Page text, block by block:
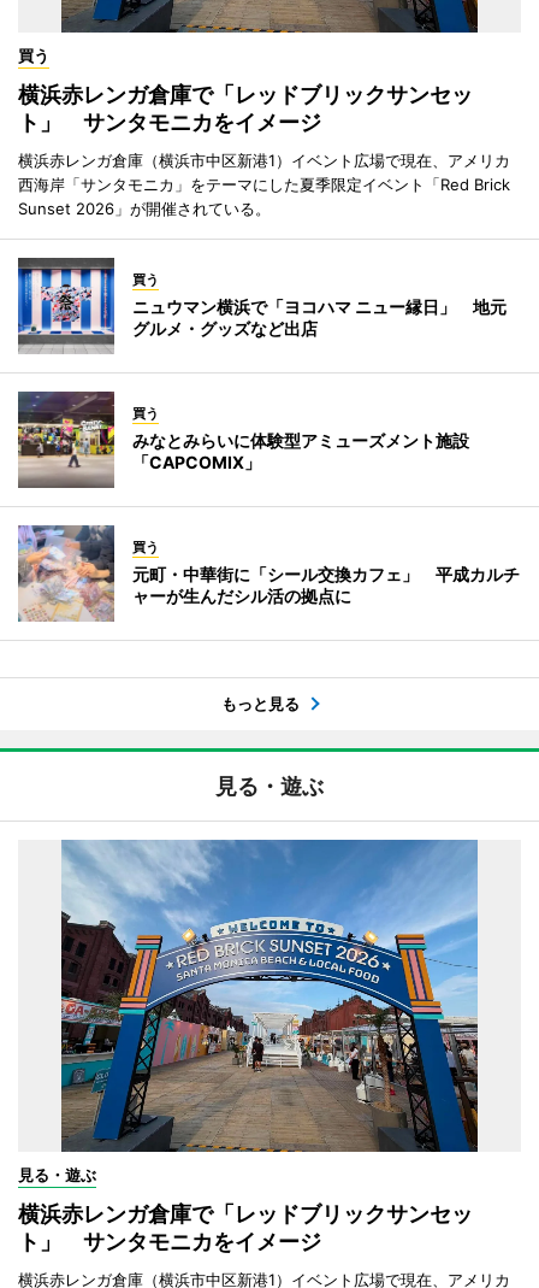
買う
横浜赤レンガ倉庫で「レッドブリックサンセッ
ト」 サンタモニカをイメージ
横浜赤レンガ倉庫（横浜市中区新港1）イベント広場で現在、アメリカ
西海岸「サンタモニカ」をテーマにした夏季限定イベント「Red Brick
Sunset 2026」が開催されている。
買う
ニュウマン横浜で「ヨコハマ ニュー縁日」 地元
グルメ・グッズなど出店
買う
みなとみらいに体験型アミューズメント施設
「CAPCOMIX」
買う
元町・中華街に「シール交換カフェ」 平成カルチ
ャーが生んだシル活の拠点に
もっと見る
見る・遊ぶ
見る・遊ぶ
横浜赤レンガ倉庫で「レッドブリックサンセッ
ト」 サンタモニカをイメージ
横浜赤レンガ倉庫（横浜市中区新港1）イベント広場で現在、アメリカ